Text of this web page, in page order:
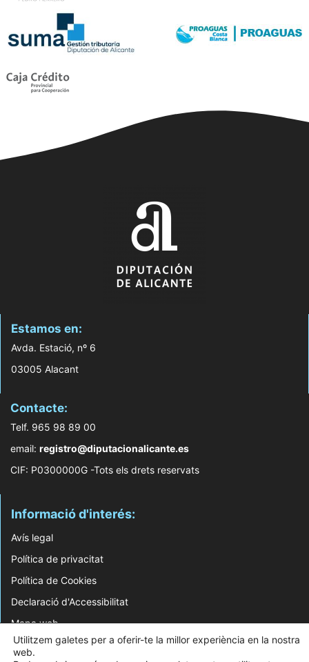
Estamos en:
Avda. Estació, nº 6
03005 Alacant
Contacte:
Telf. 965 98 89 00
email: registro@diputacionalicante.es
CIF: P0300000G -Tots els drets reservats
Informació d'interés:
Avís legal
Política de privacitat
Política de Cookies
Declaració d'Accessibilitat
Mapa web
© 2026 Web Desenvolupada pel Servei d'Informàtica de Diputació d'Alacant
Utilitzem galetes per a oferir-te la millor experiència en la nostra
web.